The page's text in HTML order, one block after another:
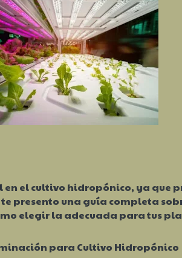
en el cultivo hidropónico, ya que
presento una guía completa
elegir la adecuada para tus
para Cultivo Hidropónico